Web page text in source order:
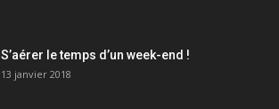
S’aérer le temps d’un week-end !
13 janvier 2018